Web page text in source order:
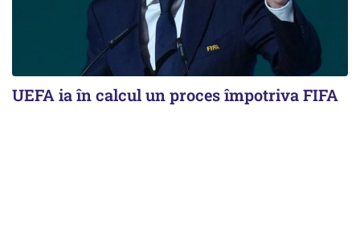
UEFA ia în calcul un proces împotriva FIFA